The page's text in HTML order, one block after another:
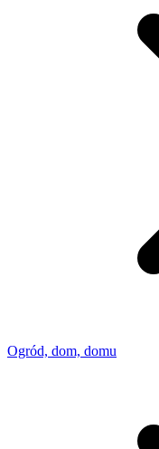
Ogród, dom, domu